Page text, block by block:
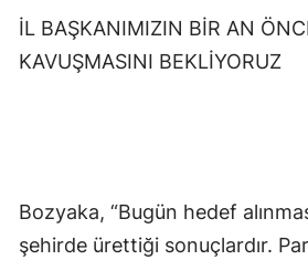
İL BAŞKANIMIZIN BİR AN
KAVUŞMASINI BEKLİYORUZ
Bozyaka, “Bugün hedef
şehirde ürettiği sonuçlardır.